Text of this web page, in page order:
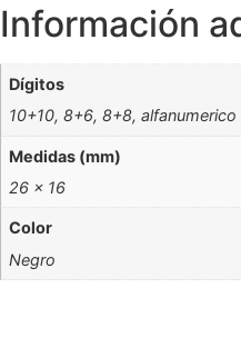
Información
Dígitos
10+10, 8+6, 8+8, alfanumerico
Medidas (mm)
26 x 16
Color
Negro